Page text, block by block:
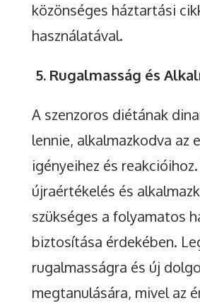
közönséges háztartási
használatával.
5. Rugalmasság és
A szenzoros diétának
lennie, alkalmazkodva az
igényeihez és
újraértékelés és
szükséges a folyamatos
biztosítása érdekében.
rugalmasságra és új
megtanulására, mivel az